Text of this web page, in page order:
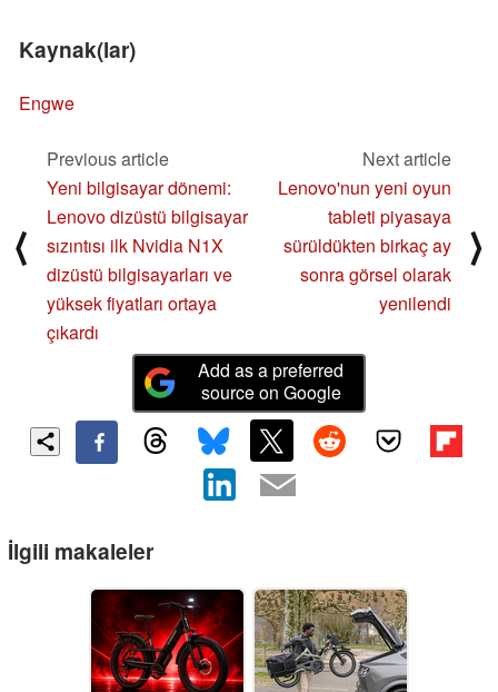
Kaynak(lar)
Engwe
⟨
Previous article
Yeni bilgisayar dönemi:
Lenovo dizüstü bilgisayar
sızıntısı ilk Nvidia N1X
dizüstü bilgisayarları ve
yüksek fiyatları ortaya
çıkardı
Next article
Lenovo'nun yeni oyun
tableti piyasaya
sürüldükten birkaç ay
sonra görsel olarak
yenilendi
⟩
Add as a preferred
source on Google
İlgili makaleler